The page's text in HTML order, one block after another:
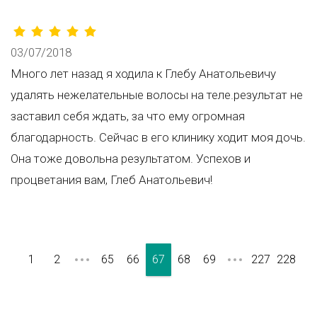
03/07/2018
Много лет назад я ходила к Глебу Анатольевичу
удалять нежелательные волосы на теле.результат не
заставил себя ждать, за что ему огромная
благодарность. Сейчас в его клинику ходит моя дочь.
Она тоже довольна результатом. Успехов и
процветания вам, Глеб Анатольевич!
1 2 65 66 67 68 69 227 228